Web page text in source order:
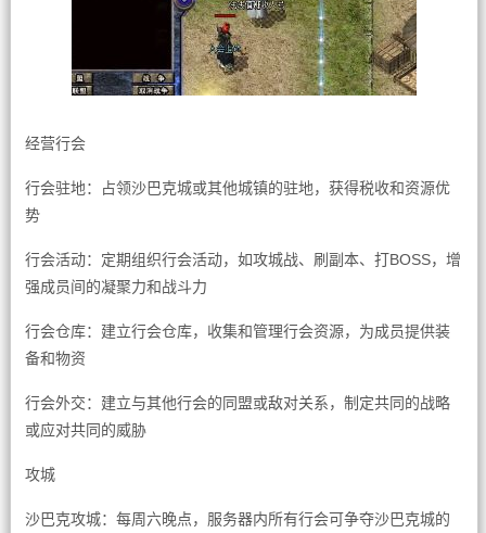
经营行会
行会驻地：占领沙巴克城或其他城镇的驻地，获得税收和资源优
势
行会活动：定期组织行会活动，如攻城战、刷副本、打BOSS，增
强成员间的凝聚力和战斗力
行会仓库：建立行会仓库，收集和管理行会资源，为成员提供装
备和物资
行会外交：建立与其他行会的同盟或敌对关系，制定共同的战略
或应对共同的威胁
攻城
沙巴克攻城：每周六晚点，服务器内所有行会可争夺沙巴克城的